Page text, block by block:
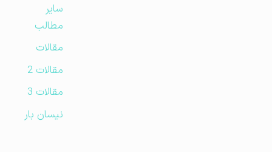
مطالب
مقالات
مقالات 2
مقالات 3
نیسان بار